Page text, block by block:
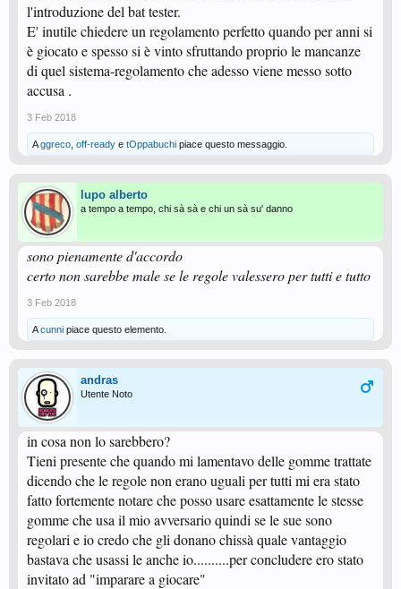
l'introduzione del bat tester.
E' inutile chiedere un regolamento perfetto quando per anni si
è giocato e spesso si è vinto sfruttando proprio le mancanze
di quel sistema-regolamento che adesso viene messo sotto
accusa .
3 Feb 2018
Aggreco off-ready e tOppabuchi piace questo messaggio.
lupo alberto
a tempo a tempo, chi sà sà e chi un sà su' danno
sono pienamente d'accordo
certo non sarebbe male se le regole valessero per tutti e tutto
3 Feb 2018
Acunni piace questo elemento.
andras
Utente Noto
in cosa non lo sarebbero?
Tieni presente che quando mi lamentavo delle gomme trattate
dicendo che le regole non erano uguali per tutti mi era stato
fatto fortemente notare che posso usare esattamente le stesse
gomme che usa il mio avversario quindi se le sue sono
regolari e io credo che gli donano chissà quale vantaggio
bastava che usassi le anche io..........per concludere ero stato
invitato ad "imparare a giocare"